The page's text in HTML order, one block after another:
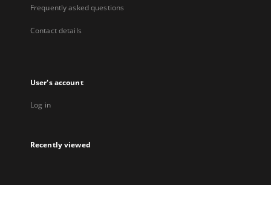
Frequently asked questions
Contact details
User's account
Log in
Recently viewed